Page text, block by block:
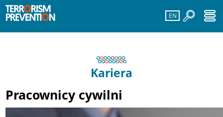
EN
Kariera
Pracownicy cywilni